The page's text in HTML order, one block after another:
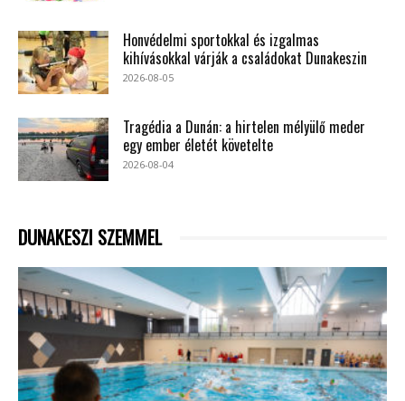
Honvédelmi sportokkal és izgalmas
kihívásokkal várják a családokat Dunakeszin
2026-08-05
Tragédia a Dunán: a hirtelen mélyülő meder
egy ember életét követelte
2026-08-04
DUNAKESZI SZEMMEL